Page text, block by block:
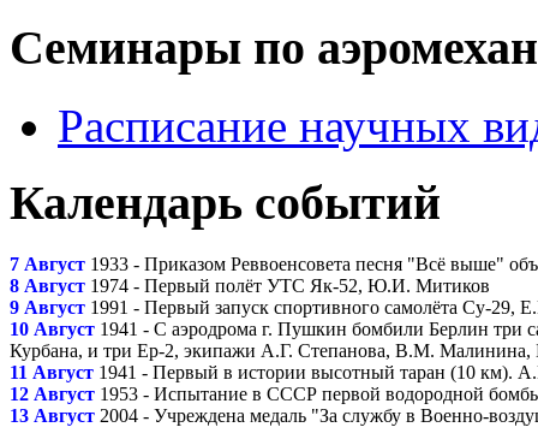
Семинары по
Расписание научных
Календарь событий
7 Август 1933 - Приказом Реввоенсовета песня "Всё выше"
8 Август 1974 - Первый полёт УТС Як-52, Ю.И. Митиков
9 Август 1991 - Первый запуск спортивного самолёта Су-29,
10 Август 1941 - С аэродрома г. Пушкин бомбили Берлин
Курбана, и три Ер-2, экипажи А.Г. Степанова, В.М.
11 Август 1941 - Первый в истории высотный таран (10 км).
12 Август 1953 - Испытание в СССР первой водородной
13 Август 2004 - Учреждена медаль "За службу в Военно-